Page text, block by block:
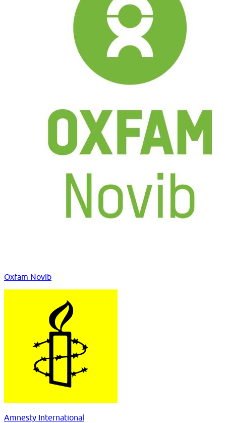
Oxfam Novib
Amnesty International